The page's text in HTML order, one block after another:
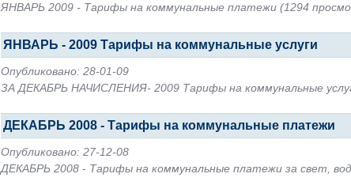
ЯНВАРЬ 2009 - Тарифы на коммунальные платежи (1294
ЯНВАРЬ - 2009 Тарифы на коммунальные услуги
Опубликовано: 28-01-09
ЗА ДЕКАБРЬ НАЧИСЛЕНИЯ- 2009 Тарифы на коммунальные
ДЕКАБРЬ 2008 - Тарифы на коммунальные платежи
Опубликовано: 27-12-08
ДЕКАБРЬ 2008 - Тарифы на коммунальные платежи за свет,